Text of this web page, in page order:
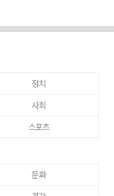
정치
사회
스포츠
문화